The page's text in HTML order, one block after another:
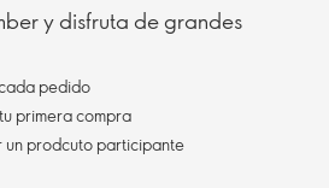
y disfruta de grandes
pedido
primera compra
un prodcuto participante